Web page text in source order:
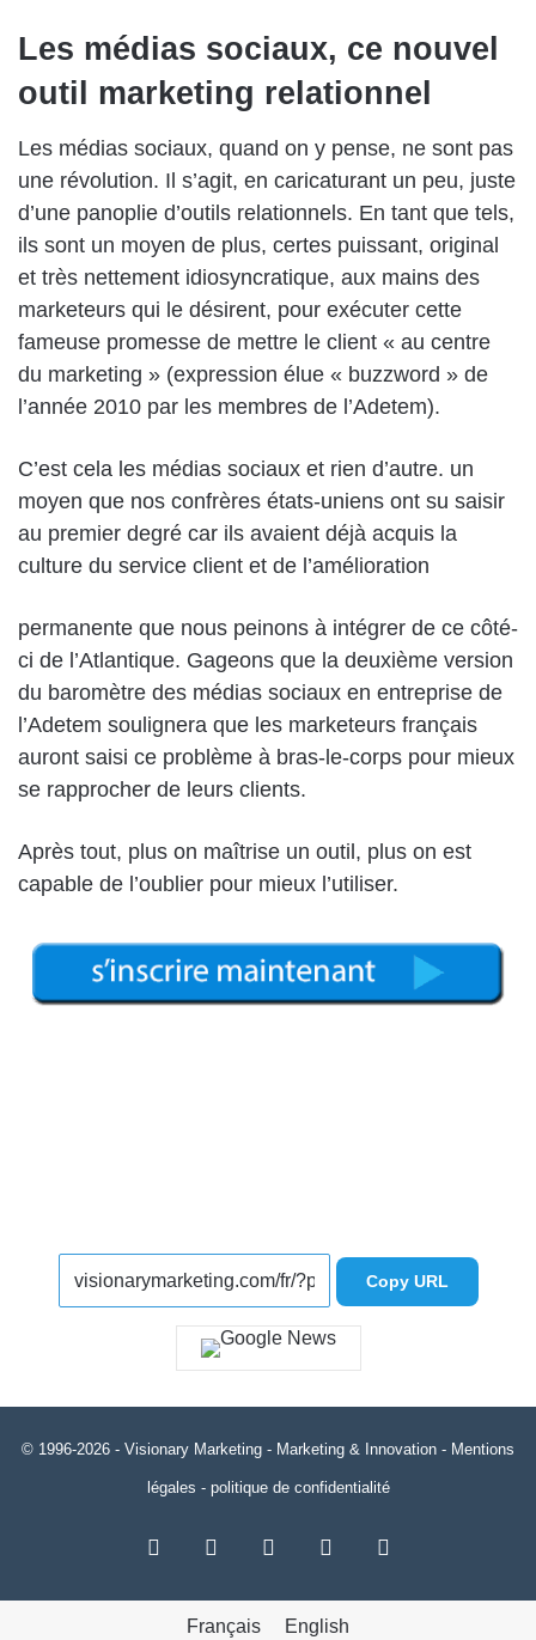
Les médias sociaux, ce nouvel
outil marketing relationnel
Les médias sociaux, quand on y pense, ne sont pas
une révolution. Il s’agit, en caricaturant un peu, juste
d’une panoplie d’outils relationnels. En tant que tels,
ils sont un moyen de plus, certes puissant, original
et très nettement idiosyncratique, aux mains des
marketeurs qui le désirent, pour exécuter cette
fameuse promesse de mettre le client « au centre
du marketing » (expression élue « buzzword » de
l’année 2010 par les membres de l’Adetem).
C’est cela les médias sociaux et rien d’autre. un
moyen que nos confrères états-uniens ont su saisir
au premier degré car ils avaient déjà acquis la
culture du service client et de l’amélioration
permanente que nous peinons à intégrer de ce côté-
ci de l’Atlantique. Gageons que la deuxième version
du baromètre des médias sociaux en entreprise de
l’Adetem soulignera que les marketeurs français
auront saisi ce problème à bras-le-corps pour mieux
se rapprocher de leurs clients.
Après tout, plus on maîtrise un outil, plus on est
capable de l’oublier pour mieux l’utiliser.
Copy URL
© 1996-2026 - Visionary Marketing - Marketing & Innovation - Mentions
légales - politique de confidentialité
Facebook Linkedin
Français English